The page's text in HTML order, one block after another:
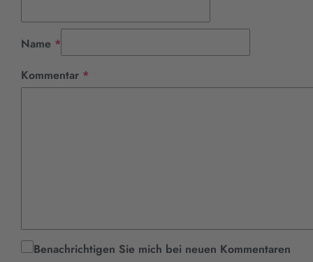
Name *
Kommentar *
Benachrichtigen Sie mich bei neuen Kommentaren